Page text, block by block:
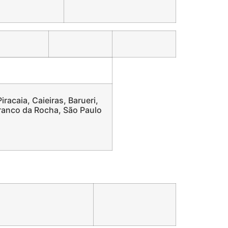
Caieiras, Barueri,
da Rocha, São Paulo